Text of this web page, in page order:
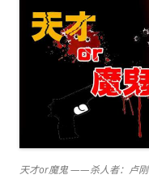
天才or魔鬼 ——杀人者：卢刚